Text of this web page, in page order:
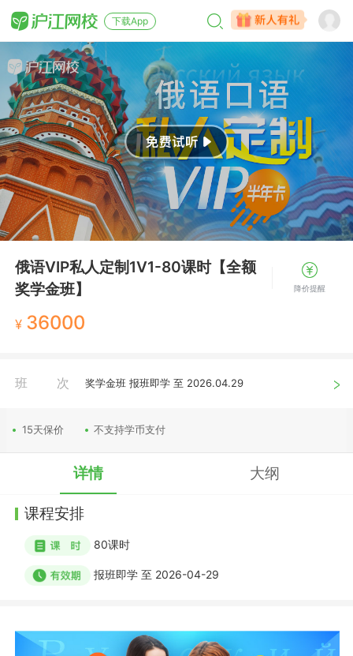
下载App
俄语VIP私人定制1V1-80课时【全额
奖学金班】
降价提醒
¥ 36000
班次 奖学金班 报班即学 至 2026.04.29
15天保价 不支持学币支付
详情 大纲
课程安排
80课时
报班即学至 2026-04-29